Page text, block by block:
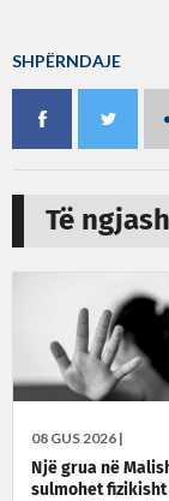
SHPËRNDAJE
Të
08 GUS 2026 |
Një grua në
sulmohet fizikisht